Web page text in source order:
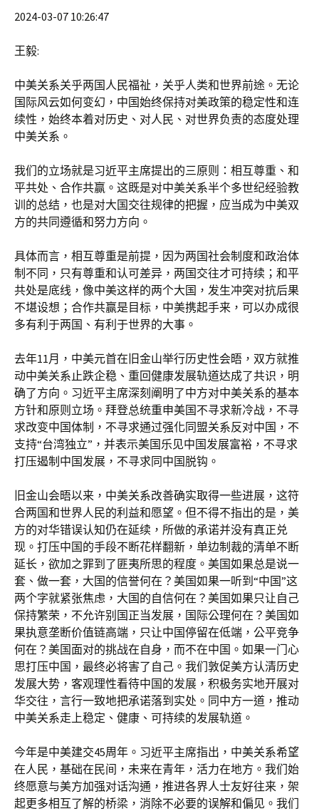
2024-03-07 10:26:47
王毅:
中美关系关乎两国人民福祉，关乎人类和世界前途。无论
国际风云如何变幻，中国始终保持对美政策的稳定性和连
续性，始终本着对历史、对人民、对世界负责的态度处理
中美关系。
我们的立场就是习近平主席提出的三原则：相互尊重、和
平共处、合作共赢。这既是对中美关系半个多世纪经验教
训的总结，也是对大国交往规律的把握，应当成为中美双
方的共同遵循和努力方向。
具体而言，相互尊重是前提，因为两国社会制度和政治体
制不同，只有尊重和认可差异，两国交往才可持续；和平
共处是底线，像中美这样的两个大国，发生冲突对抗后果
不堪设想；合作共赢是目标，中美携起手来，可以办成很
多有利于两国、有利于世界的大事。
去年11月，中美元首在旧金山举行历史性会晤，双方就推
动中美关系止跌企稳、重回健康发展轨道达成了共识，明
确了方向。习近平主席深刻阐明了中方对中美关系的基本
方针和原则立场。拜登总统重申美国不寻求新冷战，不寻
求改变中国体制，不寻求通过强化同盟关系反对中国，不
支持“台湾独立”，并表示美国乐见中国发展富裕，不寻求
打压遏制中国发展，不寻求同中国脱钩。
旧金山会晤以来，中美关系改善确实取得一些进展，这符
合两国和世界人民的利益和愿望。但不得不指出的是，美
方的对华错误认知仍在延续，所做的承诺并没有真正兑
现。打压中国的手段不断花样翻新，单边制裁的清单不断
延长，欲加之罪到了匪夷所思的程度。美国如果总是说一
套、做一套，大国的信誉何在？美国如果一听到“中国”这
两个字就紧张焦虑，大国的自信何在？美国如果只让自己
保持繁荣，不允许别国正当发展，国际公理何在？美国如
果执意垄断价值链高端，只让中国停留在低端，公平竞争
何在？美国面对的挑战在自身，而不在中国。如果一门心
思打压中国，最终必将害了自己。我们敦促美方认清历史
发展大势，客观理性看待中国的发展，积极务实地开展对
华交往，言行一致地把承诺落到实处。同中方一道，推动
中美关系走上稳定、健康、可持续的发展轨道。
今年是中美建交45周年。习近平主席指出，中美关系希望
在人民，基础在民间，未来在青年，活力在地方。我们始
终愿意与美方加强对话沟通，推进各界人士友好往来，架
起更多相互了解的桥梁，消除不必要的误解和偏见。我们